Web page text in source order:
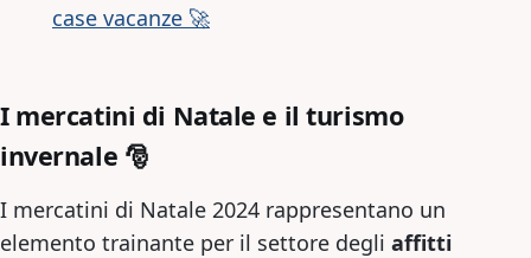
case vacanze 🚀
I mercatini di Natale e il turismo
invernale 🎅
I mercatini di Natale 2024 rappresentano un
elemento trainante per il settore degli affitti